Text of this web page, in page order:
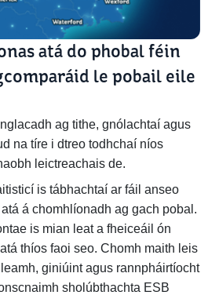
atá do phobal féin
le pobail eile
ag tithe, gnólachtaí agus
na tíre i dtreo todhchaí níos
leictreachais de.
is tábhachtaí ar fáil anseo
á chomhlíonadh ag gach pobal.
is mian leat a fheiceáil ón
thíos faoi seo. Chomh maith leis
giniúint agus rannpháirtíocht
sholúbthachta ESB